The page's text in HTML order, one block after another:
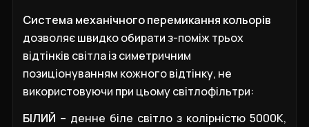
Система механічного перемикання кольорів
дозволяє швидко обирати з-поміж трьох
відтінків світла із симетричним
позиціонуванням кожного відтінку, не
використовуючи при цьому світлофільтри:
БІЛИЙ – денне біле світло з колірністю 5000К,